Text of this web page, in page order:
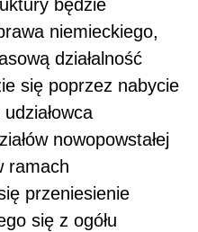
będzie
niemieckiego,
działalność
się poprzez nabycie
nowopowstałej
ramach
przeniesienie
się z ogółu